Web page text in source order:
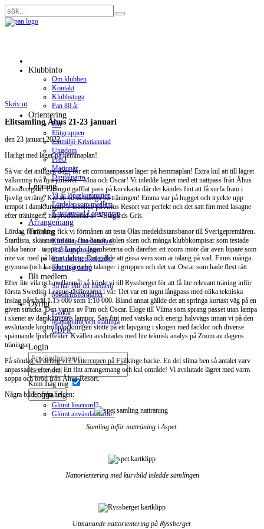
Klubbinfo
Om klubben
Kontakt
Klubbstuga
Pan 80 år
Orientering
Elit
Elitgruppen
Elitmiljö Kristianstad
Ungdom
PreO
Motionär
Digitalpärm
Löpning
Vi är löparkommittén
Fördelar som medlem
Kristianstad Löpargrupp
Arrangemang
Träning
Klubbens breda utbud
Träningsprogram
Pan aktivitetskalender
Training camp
Bli medlem
Så här blir du medlem
Medlemsförmåner
Övrigt
Länkar
Matlagning och stadlista
GDPR
Login
Kom ihåg mig
Logga in
Glömt lösenord?
Glömt användarnamn?
Skriv ut
Elitsamling Åhus 21-23 januari
den 23 januari 2022.
Härligt med läger på hemmaplan!
Så var det äntligen dags för ett coronaanpassat läger på hemmaplan! Extra kul att till lägret
välkomna två nya juniorer - Moa och Oscar! Vi inledde lägret med ett nattpass från Åhus
Missionsgård. Ett lugnt gafflat pass på kurvkarta där det kändes fint att få surfa fram i
ljuvlig terräng. Kul att se så många på träningen! Emma var på hugget och tryckte upp
tempot i damklungan :).Boende på Åhus Resort var perfekt och det satt fint med lasagne
efter träningen, närproducerad av Vistagårds Gris.
Lördag förmiddag fick vi förmånen att testa Olas medeldistansbanor till Sverigepremiären.
Startlista, skärmar utsatta, fina banor, solen sken och många klubbkompisar som testade
olika banor - toppen! Lunch i lägenheterna och därefter ett zoom-möte där även löpare som
inte var med på lägret deltog. Det gällde att gissa vem som är talang på vad. Finns många
grymma (och kanske oväntade) talanger i gruppen och det var Oscar som hade flest rätt.
Efter lite vila och mellanmål så körde vi till Ryssberget för att få lite relevant träning inför
första Swedish League-tävlingarna i vår. Det var ett lugnt långpass med olika tekniska
inslag på såväl 1.15 000 som 1:10 000. Bland annat gällde det att springa kortast väg på en
given sträcka. Den vanns av Pim och Oscar. Eloge till Vilma som sprang passet utan lampa
i skenet av damklungans lampor. Satt fint med vätska och energi halvvägs innan vi på den
avslutande kontrollplockningen stötte på ett lajvgäng i skogen med facklor och diverse
spännande ljudeffekter. Kvällen avslutades med lite teknisk analys på Zoom av dagens
träningar.
På söndag så deltog vi i Vintercupen på Fjälkinge backe. En del slitna ben så antalet varv
anpassades efter det. Ett fint arrangemang och kul område! Vi avslutade lägret med varm
soppa och bröd från Åhus Resort.
Några bilder från helgen:
Samling inför natträning i Äspet.
Nattorientering med kurvbild inledde samlingen
Utmanande nattorientering på Ryssberget